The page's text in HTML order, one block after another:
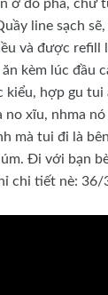
ở đó pha, chứ
line sạch
và được refill
ăn kèm lúc đầu
kiểu, hợp gu
no xĩu, nhma nó
mà tui đi là
Đi với bạn
chi tiết nè: 36/